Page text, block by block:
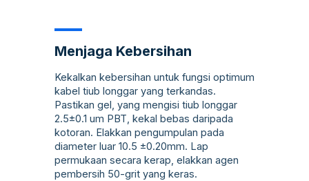
Menjaga Kebersihan
Kekalkan kebersihan untuk fungsi optimum
kabel tiub longgar yang terkandas.
Pastikan gel, yang mengisi tiub longgar
2.5±0.1 um PBT, kekal bebas daripada
kotoran. Elakkan pengumpulan pada
diameter luar 10.5 ±0.20mm. Lap
permukaan secara kerap, elakkan agen
pembersih 50-grit yang keras.